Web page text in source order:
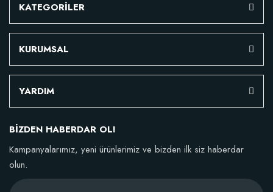
KATEGORİLER
KURUMSAL
YARDIM
BİZDEN HABERDAR OL!
Kampanyalarımız, yeni ürünlerimiz ve bizden ilk siz haberdar
olun.